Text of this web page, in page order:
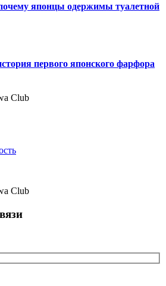
японцы одержимы туалетной
первого японского фарфора
Club
Club